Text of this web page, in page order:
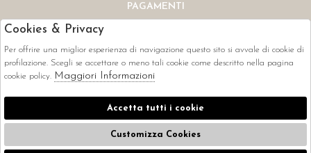
PAGAMENTI
CORRIERI
Cookies & Privacy
Per offrire una miglior esperienza di navigazione questo sito si avvale di cookie di
profilazione. Scegli se accettare o meno tali cookie come descritto nella pagina
cookie policy. Maggiori Informazioni
Accetta tutti i cookie
Customizza Cookies